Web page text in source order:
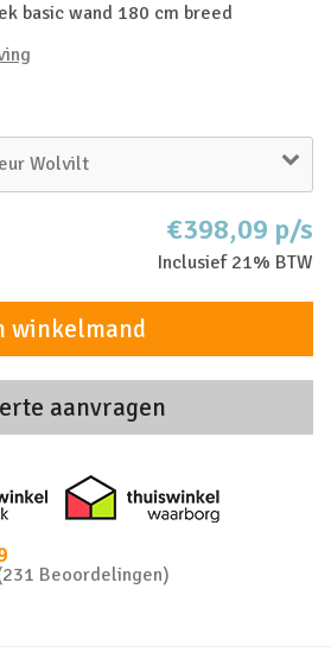
basic wand 180 cm breed
Wolvilt
€398,09 p/s
Inclusief 21% BTW
winkelmand
aanvragen
Thuiswinkel zakelijk
Beoordelingen)